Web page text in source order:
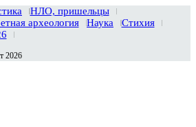
НЛО, пришельцы
археология Наука
Стихия
2026